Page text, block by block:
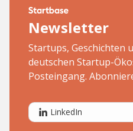
Newsletter
Startups, Geschichten
deutschen Startup-
Posteingang.
LinkedIn